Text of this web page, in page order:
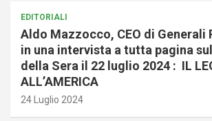
EDITORIALI
Aldo Mazzocco, CEO di Generali
in una intervista a tutta pagina
della Sera il 22 luglio 2024 : IL
ALL’AMERICA
24 Luglio 2024